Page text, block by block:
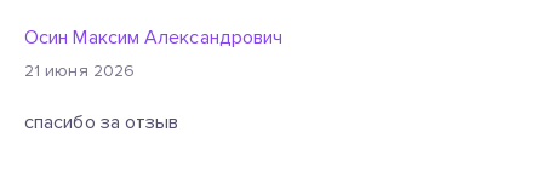
Осин Максим Александрович
21 июня 2026
спасибо за отзыв